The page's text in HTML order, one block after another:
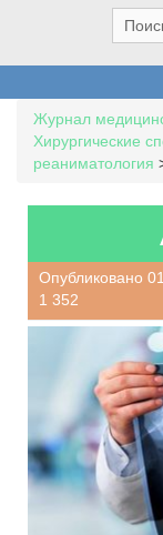
e
a
h
f
o
Журнал
Хирургические
реаниматология
Опубликовано
1 352